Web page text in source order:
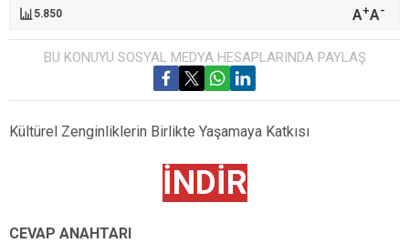
5.850
A+A-
BU KONUYU SOSYAL MEDYA HESAPLARINDA PAYLAŞ
Kültürel Zenginliklerin Birlikte Yaşamaya Katkısı
İNDİR
CEVAP ANAHTARI